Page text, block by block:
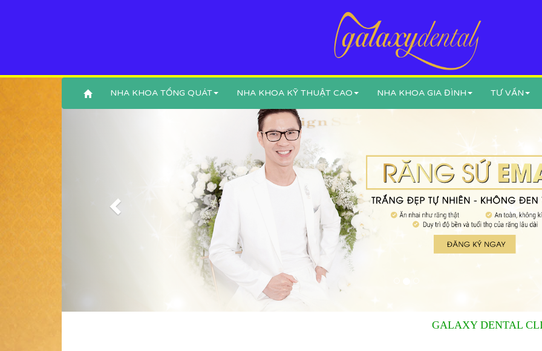
NHA KHOA TỔNG QUÁT NHA KHOA KỸ THUẬT CAO NHA KHOA GIA ĐÌNH TƯ VẤN
GALAXY DENTAL CLINIC |